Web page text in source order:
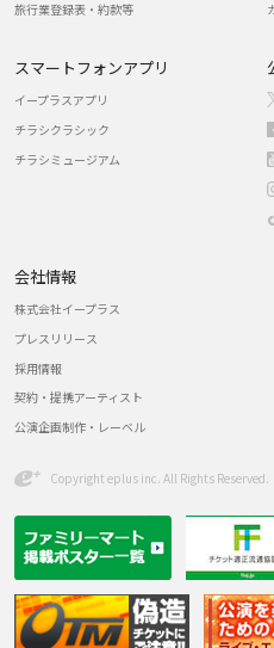
旅行業登録表・約款等
スマートフォンアプリ
イープラスアプリ
チラシクラシック
チラシミュージアム
会社情報
株式会社イープラス
プレスリリース
採用情報
契約・提携アーティスト
公演企画制作・レーベル
Copyright eplus inc. All Rights Reserved.